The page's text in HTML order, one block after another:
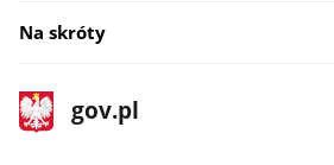
Na skróty
stopka
gov.pl
Strona
gov.pl